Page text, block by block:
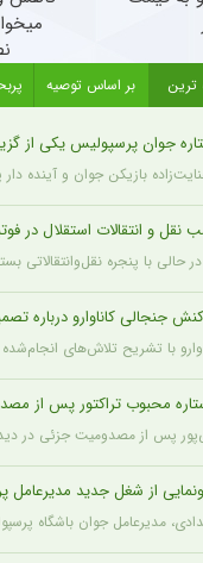
ترین بر اساس توصیه
جوان پرسپولیس یکی از
بازیکن جوان و آینده
نقل و انتقالات استقلال در
در حالی با پنجره
جنجالی کاناوارو درباره
با تشریح تلاش‌های
محبوب تراکتور پس از مصدومیت جزئی
پس از مصدومیت جزئی در
از شغل جدید
مدیرعامل جوان باشگاه